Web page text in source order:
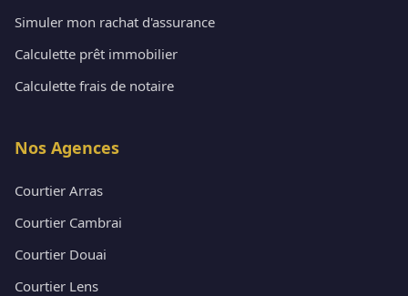
Simuler mon rachat d'assurance
Calculette prêt immobilier
Calculette frais de notaire
Nos Agences
Courtier Arras
Courtier Cambrai
Courtier Douai
Courtier Lens